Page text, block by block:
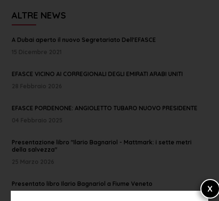
ALTRE NEWS
A Dubai aperto il nuovo Segretariato Dell'EFASCE
15 Dicembre 2021
EFASCE VICINO AI CORREGIONALI DEGLI EMIRATI ARABI UNITI
28 Febbraio 2026
EFASCE PORDENONE: ANGIOLETTO TUBARO NUOVO PRESIDENTE
04 Febbraio 2025
Presentazione libro "Ilario Bagnariol - Mattmark: i sette metri
della salvezza"
25 Marzo 2026
Presentato libro Ilario Bagnariol a Fiume Veneto